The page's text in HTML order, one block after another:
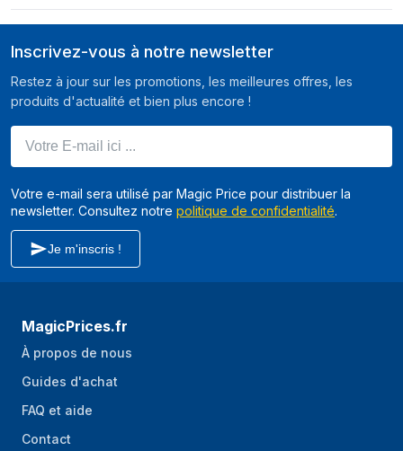
Inscrivez-vous à notre newsletter
Restez à jour sur les promotions, les meilleures offres, les
produits d'actualité et bien plus encore !
Votre e-mail sera utilisé par Magic Price pour distribuer la
newsletter. Consultez notre politique de confidentialité.
Je m'inscris !
MagicPrices.fr
À propos de nous
Guides d'achat
FAQ et aide
Contact